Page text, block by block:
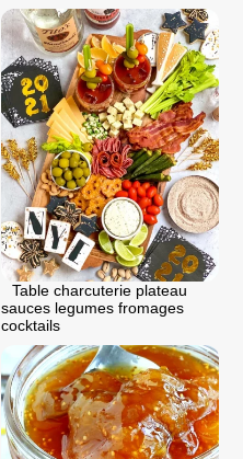
Table charcuterie plateau
sauces legumes fromages
cocktails